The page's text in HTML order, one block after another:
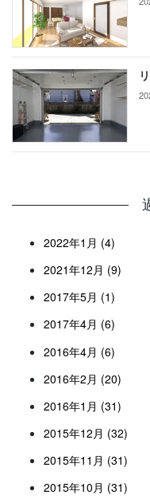
2022年1月 (4)
2021年12月 (9)
2017年5月 (1)
2017年4月 (6)
2016年4月 (6)
2016年2月 (20)
2016年1月 (31)
2015年12月 (32)
2015年11月 (31)
2015年10月 (31)